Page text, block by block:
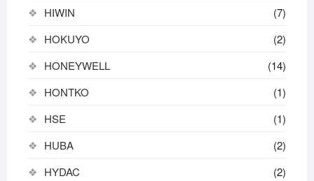
HIWIN
(7)
HOKUYO
(2)
HONEYWELL
(14)
HONTKO
(1)
HSE
(1)
HUBA
(2)
HYDAC
(2)